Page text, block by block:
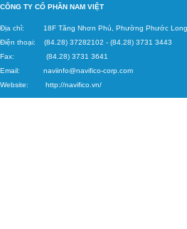
CÔNG TY CỔ PHẦN NAM VIỆT
Địa chỉ: 18F Tăng Nhơn Phú, Phường Phước
Điện thoại: (84.28) 37282102 - (84.28) 3731 3443
Fax: (84.28) 3731 3641
Email: naviinfo@navifico-corp.com
Website: http://navifico.vn/